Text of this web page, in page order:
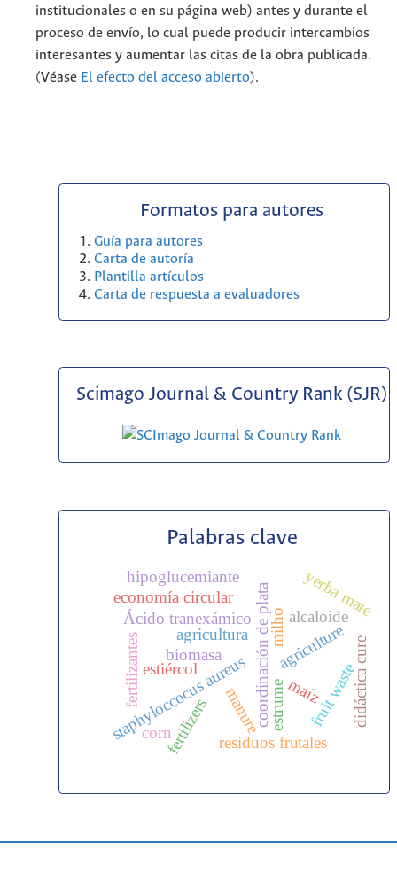
institucionales o en su página web) antes y durante el
proceso de envío, lo cual puede producir intercambios
interesantes y aumentar las citas de la obra publicada.
(Véase El efecto del acceso abierto).
Formatos para autores
Guía para autores
Carta de autoría
Plantilla artículos
Carta de respuesta a evaluadores
Scimago Journal & Country Rank (SJR)
Palabras clave
coordinación de plata
Ácido tranexámico
staphyloccocus aureus
fertilizantes estiércol
residuos frutales
agricultura
maíz
fertilizers manure fruit waste
agriculture
corn
estrume
milho
economía circular
biomasa
alcaloide
didáctica cure
yerba mate
hipoglucemiante